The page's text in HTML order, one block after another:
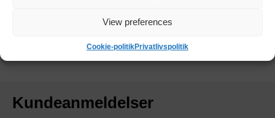
View preferences
Cookie-politikPrivatlivspolitik
Kundeanmeldelser